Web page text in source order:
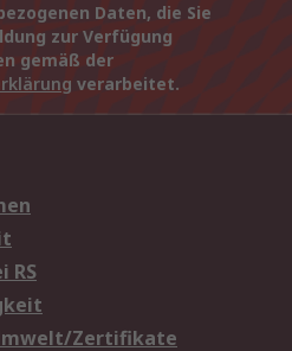
Daten, die Sie
zur Verfügung
gemäß der
verarbeitet.
RS
Zertifikate